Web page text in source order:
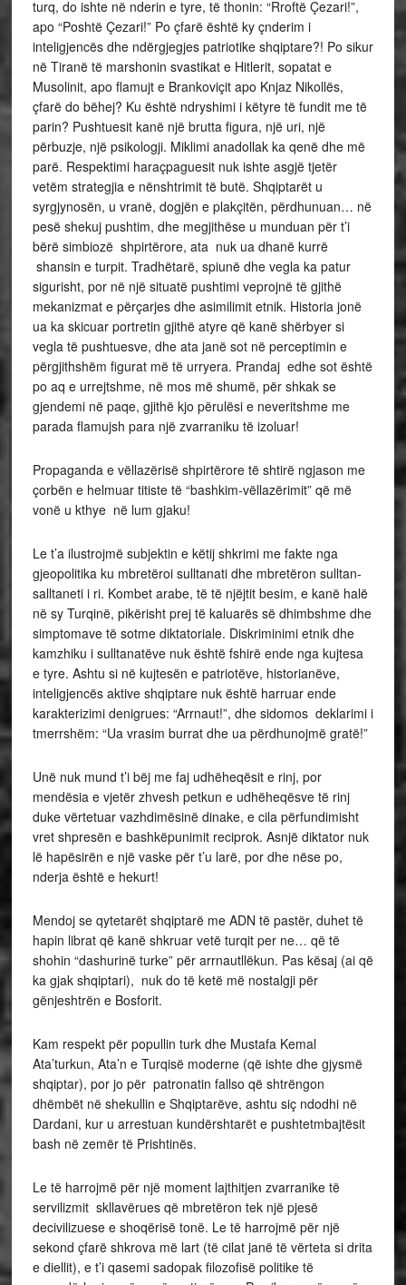
turq, do ishte në nderin e tyre, të thonin: “Rroftë Çezari!”,
apo “Poshtë Çezari!” Po çfarë është ky çnderim i
inteligjencës dhe ndërgjegjes patriotike shqiptare?! Po sikur
në Tiranë të marshonin svastikat e Hitlerit, sopatat e
Musolinit, apo flamujt e Brankoviçit apo Knjaz Nikollës,
çfarë do bëhej? Ku është ndryshimi i këtyre të fundit me të
parin? Pushtuesit kanë një brutta figura, një uri, një
përbuzje, një psikologji. Miklimi anadollak ka qenë dhe më
parë. Respektimi haraçpaguesit nuk ishte asgjë tjetër
vetëm strategjia e nënshtrimit të butë. Shqiptarët u
syrgjynosën, u vranë, dogjën e plakçitën, përdhunuan… në
pesë shekuj pushtim, dhe megjithëse u munduan për t’i
bërë simbiozë shpirtërore, ata nuk ua dhanë kurrë
shansin e turpit. Tradhëtarë, spiunë dhe vegla ka patur
sigurisht, por në një situatë pushtimi veprojnë të gjithë
mekanizmat e përçarjes dhe asimilimit etnik. Historia jonë
ua ka skicuar portretin gjithë atyre që kanë shërbyer si
vegla të pushtuesve, dhe ata janë sot në perceptimin e
përgjithshëm figurat më të urryera. Prandaj edhe sot është
po aq e urrejtshme, në mos më shumë, për shkak se
gjendemi në paqe, gjithë kjo përulësi e neveritshme me
parada flamujsh para një zvarraniku të izoluar!
Propaganda e vëllazërisë shpirtërore të shtirë ngjason me
çorbën e helmuar titiste të “bashkim-vëllazërimit” që më
vonë u kthye në lum gjaku!
Le t’a ilustrojmë subjektin e këtij shkrimi me fakte nga
gjeopolitika ku mbretëroi sulltanati dhe mbretëron sulltan-
salltaneti i ri. Kombet arabe, të të njëjtit besim, e kanë halë
në sy Turqinë, pikërisht prej të kaluarës së dhimbshme dhe
simptomave të sotme diktatoriale. Diskriminimi etnik dhe
kamzhiku i sulltanatëve nuk është fshirë ende nga kujtesa
e tyre. Ashtu si në kujtesën e patriotëve, historianëve,
inteligjencës aktive shqiptare nuk është harruar ende
karakterizimi denigrues: “Arrnaut!”, dhe sidomos deklarimi i
tmerrshëm: “Ua vrasim burrat dhe ua përdhunojmë gratë!”
Unë nuk mund t’i bëj me faj udhëheqësit e rinj, por
mendësia e vjetër zhvesh petkun e udhëheqësve të rinj
duke vërtetuar vazhdimësinë dinake, e cila përfundimisht
vret shpresën e bashkëpunimit reciprok. Asnjë diktator nuk
lë hapësirën e një vaske për t’u larë, por dhe nëse po,
nderja është e hekurt!
Mendoj se qytetarët shqiptarë me ADN të pastër, duhet të
hapin librat që kanë shkruar vetë turqit per ne… që të
shohin “dashurinë turke” për arrnautllëkun. Pas kësaj (ai që
ka gjak shqiptari), nuk do të ketë më nostalgji për
gënjeshtrën e Bosforit.
Kam respekt për popullin turk dhe Mustafa Kemal
Ata’turkun, Ata’n e Turqisë moderne (që ishte dhe gjysmë
shqiptar), por jo për patronatin fallso që shtrëngon
dhëmbët në shekullin e Shqiptarëve, ashtu siç ndodhi në
Dardani, kur u arrestuan kundërshtarët e pushtetmbajtësit
bash në zemër të Prishtinës.
Le të harrojmë për një moment lajthitjen zvarranike të
servilizmit skllavërues që mbretëron tek një pjesë
decivilizuese e shoqërisë tonë. Le të harrojmë për një
sekond çfarë shkrova më lart (të cilat janë të vërteta si drita
e diellit), e t’i qasemi sadopak filozofisë politike të